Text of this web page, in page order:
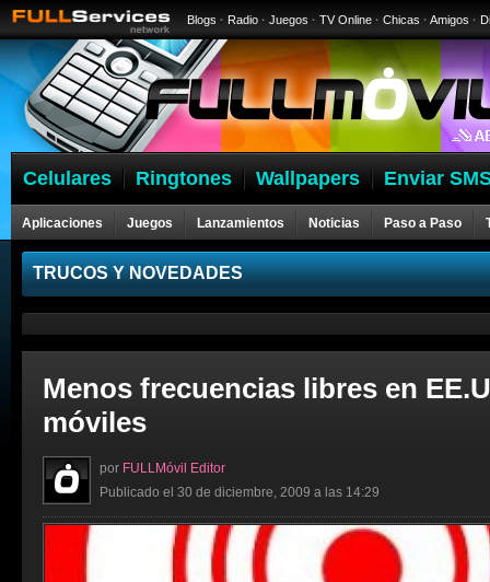
Blogs · Radio · Juegos · TV Online · Chicas · Amigos ·
Celulares Ringtones Wallpapers Enviar
Aplicaciones Juegos Lanzamientos Noticias Paso a Paso
Celulares
TRUCOS Y NOVEDADES
Menos frecuencias libres en
móviles
por FULLMóvil Editor
Publicado el 30 de diciembre, 2009 a las 14:29